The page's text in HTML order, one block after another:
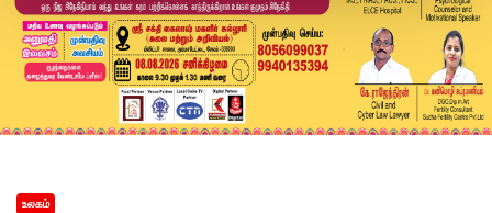
உலகம்